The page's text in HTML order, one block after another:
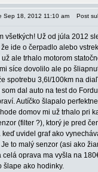
Sep 18, 2012 11:10 am Post
všetkých! Už od júla 2012
ide o čerpadlo alebo
už ale trhalo motorom
síce dovolilo ale po
spotrebu 3,6l/100km na
som dal auto na test do
Autíčko šlapalo
domov mi už trhalo pri
(filter ?), ktorý je pred
keď uvidel graf ako
to malý senzor (asi ako
celá oprava ma vyšla na
šlape ako hodinky.